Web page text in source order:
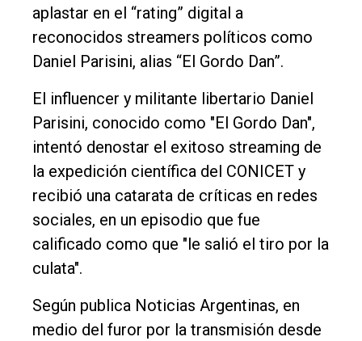
Entrevistas
Rural
Fúnebres
Edición
Empresa
Nosotros
Contacto
aplastar en el “rating” digital a
reconocidos streamers políticos como
Daniel Parisini, alias “El Gordo Dan”.
El influencer y militante libertario Daniel
Parisini, conocido como "El Gordo Dan",
intentó denostar el exitoso streaming de
la expedición científica del CONICET y
recibió una catarata de críticas en redes
sociales, en un episodio que fue
calificado como que "le salió el tiro por la
culata".
Según publica Noticias Argentinas, en
medio del furor por la transmisión desde